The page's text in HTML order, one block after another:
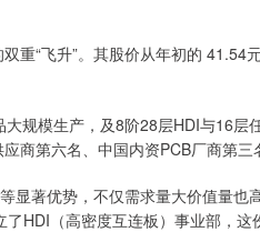
重“飞升”。其股价从年初的 41.54
规模生产，及8阶28层HDI与16层
商第六名、中国内资PCB厂商第三
显著优势，不仅需求量大价值量也
HDI（高密度互连板）事业部，这